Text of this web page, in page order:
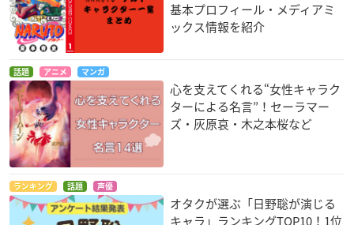
基本プロフィール・メディアミ
ックス情報を紹介
話題 アニメ マンガ
心を支えてくれる“女性キャラク
ターによる名言”！セーラマー
ズ・灰原哀・木之本桜など
ランキング 話題 声優
オタクが選ぶ「日野聡が演じる
キャラ」ランキングTOP10！1位